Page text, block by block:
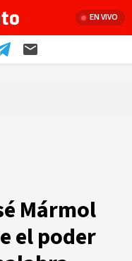
EN VIVO
Mármol
el poder